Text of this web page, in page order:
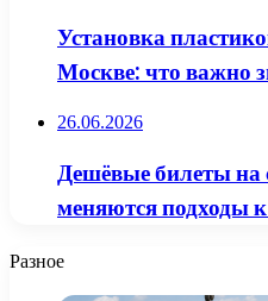
Установка
Москве: что важно
26.06.2026
Дешёвые билеты на
меняются подходы
Разное